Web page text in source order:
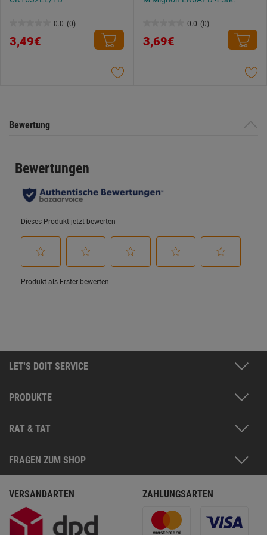
0.0 (0)
von
3,49€
0.0 (0)
von
3,69€
Bewertung
LET'S DOIT SERVICE
PRODUKTE
RAT & TAT
FRAGEN ZUM SHOP
VERSANDARTEN ZAHLUNGSARTEN